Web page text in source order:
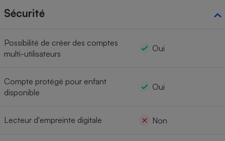
Sécurité
Possibilité de créer des comptes
multi-utilisateurs
Oui
Compte protégé pour enfant
disponible
Oui
Lecteur d'empreinte digitale Non